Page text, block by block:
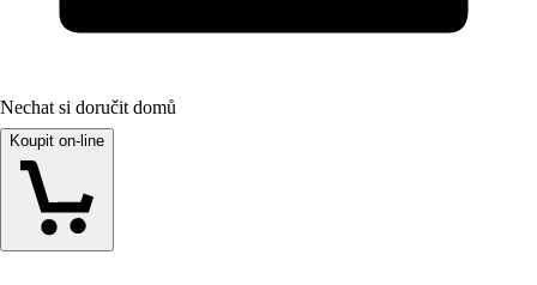
Nechat si doručit domů
Koupit on-line